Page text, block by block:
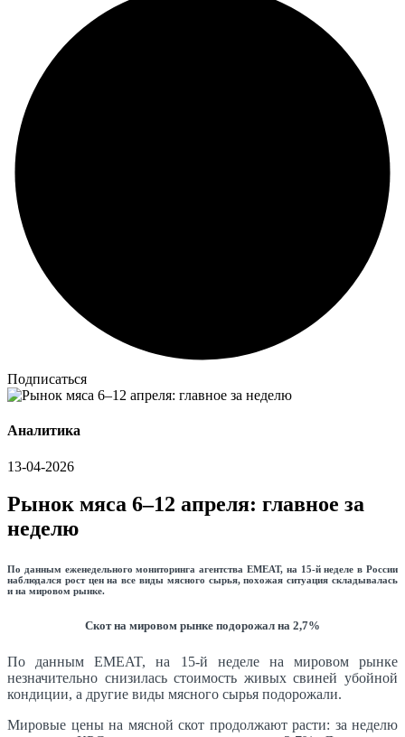
Подписаться
Аналитика
13-04-2026
Рынок мяса 6–12 апреля: главное за
неделю
По данным еженедельного мониторинга агентства EMEAT, на 15-й неделе в России
наблюдался рост цен на все виды мясного сырья, похожая ситуация складывалась
и на мировом рынке.
Скот на мировом рынке подорожал на 2,7%
По данным EMEAT, на 15-й неделе на мировом рынке
незначительно снизилась стоимость живых свиней убойной
кондиции, а другие виды мясного сырья подорожали.
Мировые цены на мясной скот продолжают расти: за неделю